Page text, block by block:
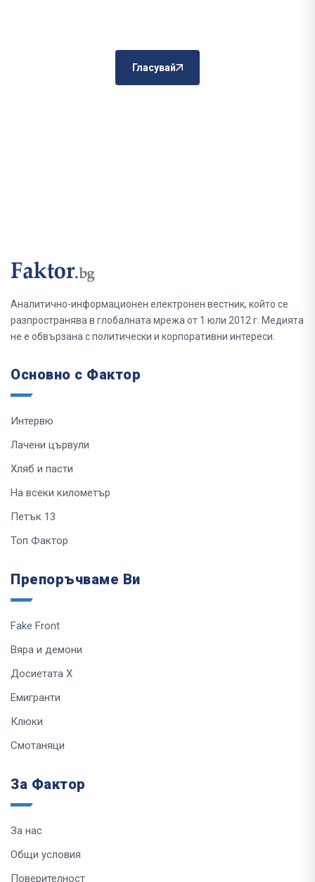
Гласувай
Аналитично-информационен електронен вестник, който се
разпространява в глобалната мрежа от 1 юли 2012 г. Медията
не е обвързана с политически и корпоративни интереси.
Основно с Фактор
Интервю
Лачени цървули
Хляб и пасти
На всеки километър
Петък 13
Топ Фактор
Препоръчваме Ви
Fake Front
Вяра и демони
Досиетата Х
Емигранти
Клюки
Смотаняци
За Фактор
За нас
Общи условия
Поверителност